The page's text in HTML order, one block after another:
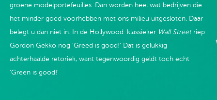
groene modelportefeuilles. Dan worden heel wat bedrijven die
het minder goed voorhebben met ons milieu uitgesloten. Daar
belegt u dan niet in. In de Hollywood-klassieker Wall Streetriep
Gordon Gekko nog ‘Greed is good!’ Dat is gelukkig
achterhaalde retoriek, want tegenwoordig geldt toch echt
‘Green is good!’